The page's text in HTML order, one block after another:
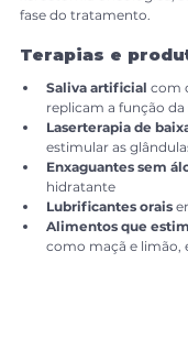
fase do tratamento.
Terapias e
Saliva artificial com
replicam a função da
Laserterapia de
estimular as
Enxaguantes sem
hidratante
Lubrificantes orais
Alimentos que
como maçã e limão,